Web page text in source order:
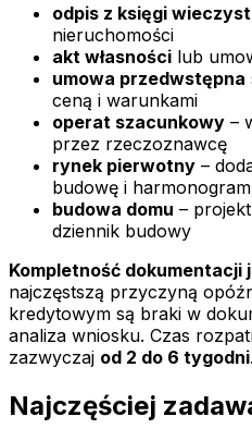
odpis z księgi
nieruchomości
akt własności lub
umowa przedwstępna
ceną i warunkami
operat szacunkowy –
przez rzeczoznawcę
rynek pierwotny –
budowę i
budowa domu –
dziennik budowy
Kompletność dokumentacji
najczęstszą przyczyną
kredytowym są braki w
analiza wniosku. Czas
zazwyczaj od 2 do 6 tygodni.
Najczęściej